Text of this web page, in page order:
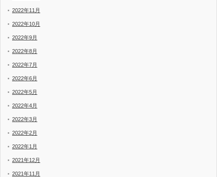
2022年11月
2022年10月
2022年9月
2022年8月
2022年7月
2022年6月
2022年5月
2022年4月
2022年3月
2022年2月
2022年1月
2021年12月
2021年11月